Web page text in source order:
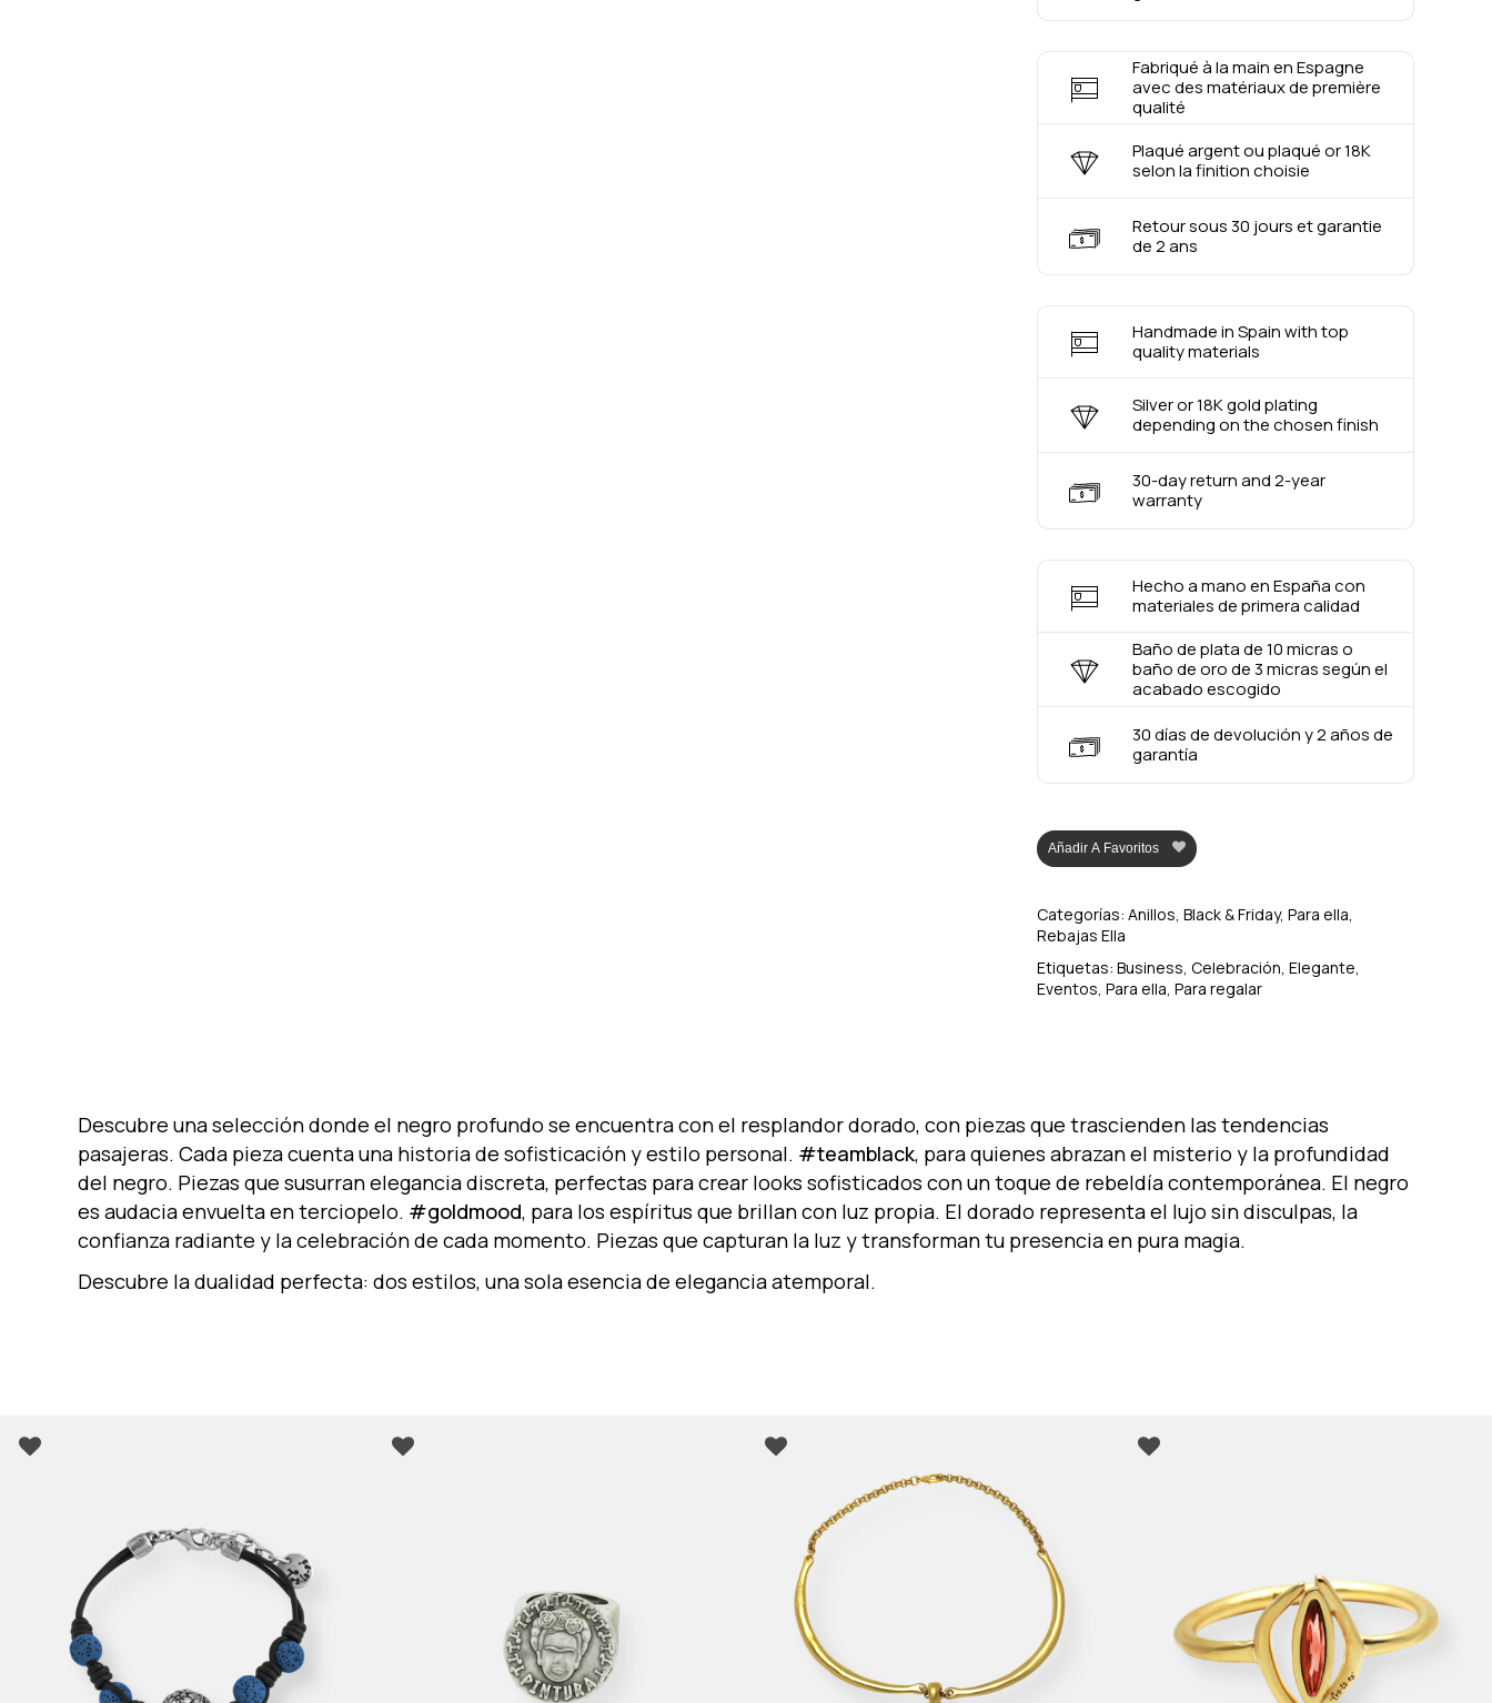
Go To Shop
Fabriqué à la main en Espagne
avec des matériaux de première
qualité
Plaqué argent ou plaqué or 18K
selon la finition choisie
Retour sous 30 jours et garantie
de 2 ans
Handmade in Spain with top
quality materials
Silver or 18K gold plating
depending on the chosen finish
30-day return and 2-year
warranty
Hecho a mano en España con
materiales de primera calidad
Baño de plata de 10 micras o
baño de oro de 3 micras según el
acabado escogido
30 días de devolución y 2 años de
garantía
Añadir A Favoritos
Categorías: Anillos Black & Friday, Para ella
Rebajas Ella
Etiquetas: Business Celebración Elegante
Eventos Para ella Para regalar
Descubre una selección donde el negro profundo se encuentra con el resplandor dorado, con piezas que trascienden las tendencias
pasajeras. Cada pieza cuenta una historia de sofisticación y estilo personal. #teamblack, para quienes abrazan el misterio y la profundidad
del negro. Piezas que susurran elegancia discreta, perfectas para crear looks sofisticados con un toque de rebeldía contemporánea. El negro
es audacia envuelta en terciopelo. #goldmood, para los espíritus que brillan con luz propia. El dorado representa el lujo sin disculpas, la
confianza radiante y la celebración de cada momento. Piezas que capturan la luz y transforman tu presencia en pura magia.
Descubre la dualidad perfecta: dos estilos, una sola esencia de elegancia atemporal.